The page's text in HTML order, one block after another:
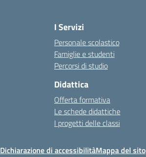
I Servizi
Personale scolastico
Famiglie e studenti
Percorsi di studio
Didattica
Offerta formativa
Le schede didattiche
I progetti delle classi
Dichiarazione di accessibilitàMappa del sito